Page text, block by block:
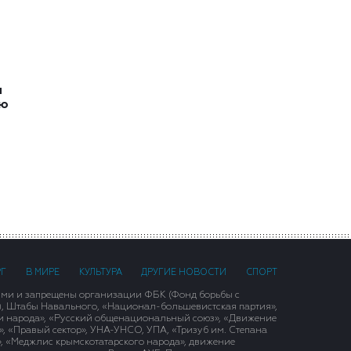
В МИРЕ КУЛЬТУРА ДРУГИЕ НОВОСТИ СПОРТ
и запрещены организации ФБК (Фонд борьбы с
Штабы Навального, «Национал-большевистская партия»,
народа», «Русский общенациональный союз», «Движение
«Правый сектор», УНА-УНСО, УПА, «Тризуб им. Степана
крымскотатарского народа», движение